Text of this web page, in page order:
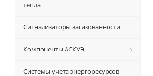
тепла
Сигнализаторы загазованности
Компоненты АСКУЭ
Системы учета энергоресурсов